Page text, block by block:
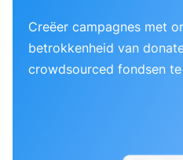
Creëer campagnes met
betrokkenheid van
crowdsourced fondsen